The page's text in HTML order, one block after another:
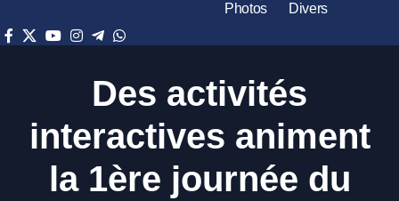
Photos Divers
Des activités
interactives animent
la 1ère journée du